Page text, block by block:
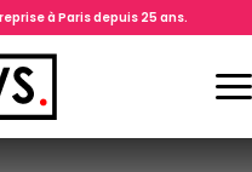
à Paris depuis 25 ans.